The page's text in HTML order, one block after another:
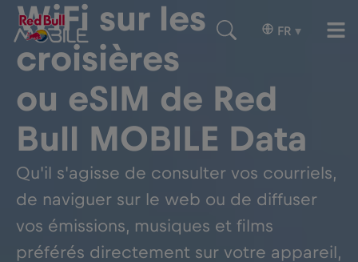
FR ▾
WiFi sur les
croisières
ou eSIM de Red
Bull MOBILE Data
Qu'il s'agisse de consulter vos courriels,
de naviguer sur le web ou de diffuser
vos émissions, musiques et films
préférés directement sur votre appareil,